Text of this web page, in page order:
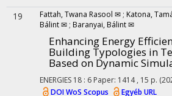
19 Fattah, Twana Rasool ✉ ; Katona,
Bálint ✉ ; Baranyai, Bálint ✉
Enhancing Energy
Building Typologies in
Based on Dynamic
ENERGIES 18 : 6 Paper: 1414 , 15 p.
DOIWoS Scopus Egyéb URL